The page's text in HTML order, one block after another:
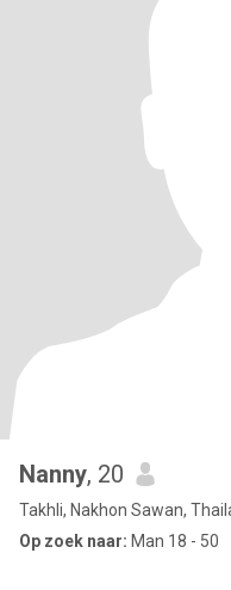
Nanny, 20
Takhli, Nakhon Sawan,
Op zoek naar: Man 18 - 50